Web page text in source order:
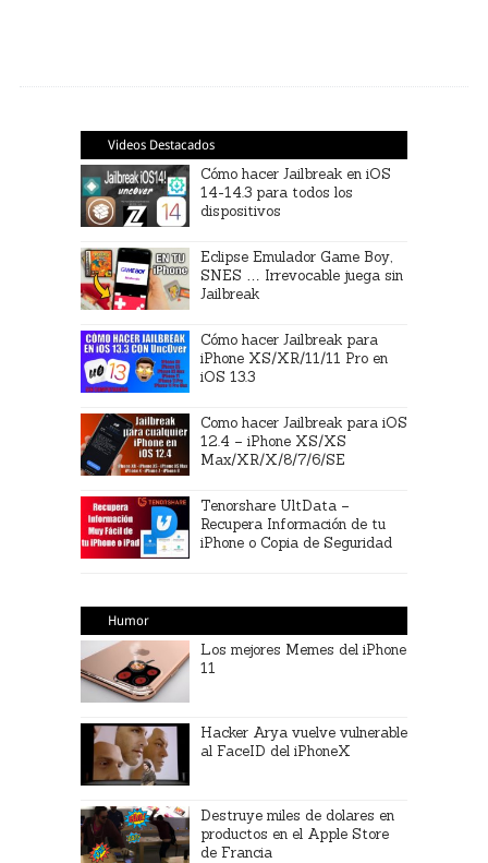
Videos Destacados
Cómo hacer Jailbreak en iOS
14-14.3 para todos los
dispositivos
Eclipse Emulador Game Boy,
SNES … Irrevocable juega sin
Jailbreak
Cómo hacer Jailbreak para
iPhone XS/XR/11/11 Pro en
iOS 13.3
Como hacer Jailbreak para iOS
12.4 – iPhone XS/XS
Max/XR/X/8/7/6/SE
Tenorshare UltData –
Recupera Información de tu
iPhone o Copia de Seguridad
Humor
Los mejores Memes del iPhone
11
Hacker Arya vuelve vulnerable
al FaceID del iPhoneX
Destruye miles de dolares en
productos en el Apple Store
de Francia